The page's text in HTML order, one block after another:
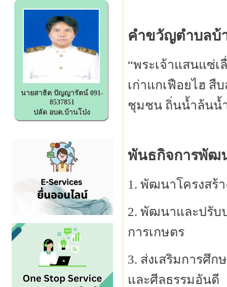
นายสาธิต ปัญญารัตน์ 091-
8537851
ปลัด อบต.บ้านโป่ง
คำขวัญตำบลบ้
“พระเจ้าแสนแซ่
เก่าแกเฟือยไฮ สื
ชุมชน ถิ่นน้ำล้นน้
พันธกิจการพัฒ
1. พัฒนาโครงสร้
2. พัฒนาและปรับ
การเกษตร
3. ส่งเสริมการศึ
และศีลธรรมอันดี